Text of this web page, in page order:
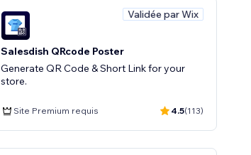
Validée par Wix
Salesdish QRcode Poster
Generate QR Code & Short Link for your
store.
Site Premium requis 4.5(113)